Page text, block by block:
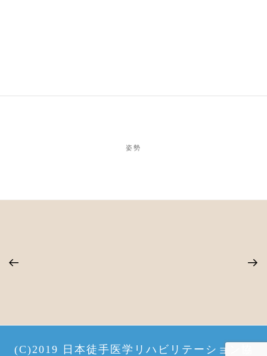
姿勢
(C)2019 日本徒手医学リハビリテーション協